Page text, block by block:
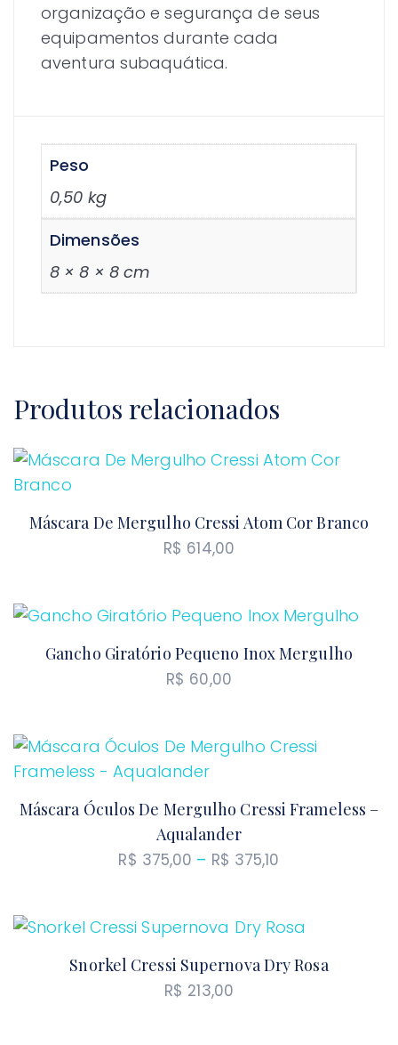
organização e segurança de seus
equipamentos durante cada
aventura subaquática.
Peso
0,50 kg
Dimensões
8 × 8 × 8 cm
Produtos relacionados
Máscara De Mergulho Cressi Atom Cor Branco
R$ 614,00
Gancho Giratório Pequeno Inox Mergulho
R$ 60,00
Máscara Óculos De Mergulho Cressi Frameless –
Aqualander
R$ 375,00 – R$ 375,10
R$ 375,00
através
Snorkel Cressi Supernova Dry Rosa
R$ 213,00